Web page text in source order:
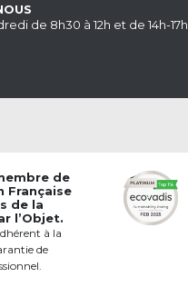
de 8h30 à 12h et de 14h-17h.
de
Française
de la
l’Objet.
à la
de